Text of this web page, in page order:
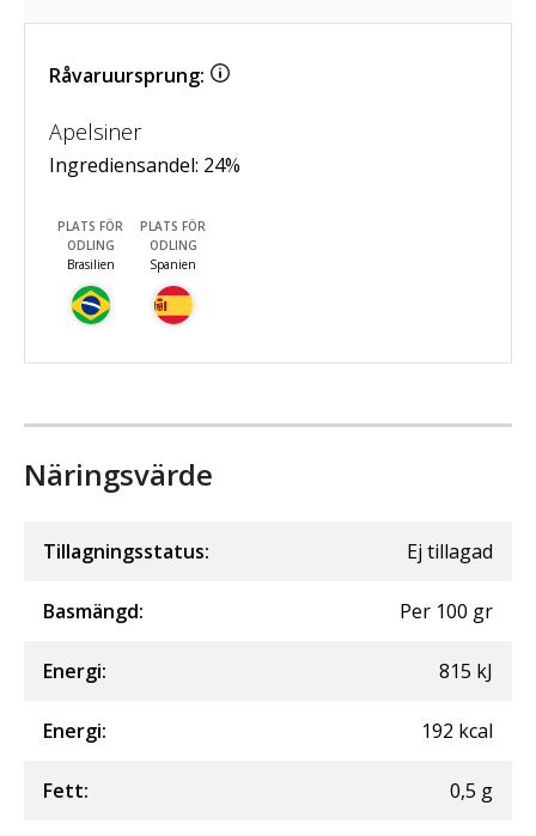
Råvaruursprung:
Apelsiner
Ingrediensandel: 24%
PLATS FÖR
ODLING
Brasilien
PLATS FÖR
ODLING
Spanien
Näringsvärde
Tillagningsstatus: Ej tillagad
Basmängd: Per 100 gr
Energi: 815 kJ
Energi: 192 kcal
Fett: 0,5 g